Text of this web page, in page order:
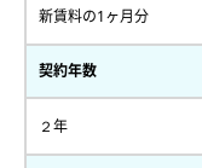
新賃料の1ヶ月分
契約年数
２年